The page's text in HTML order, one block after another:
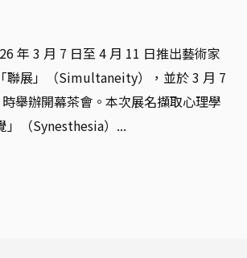
年 3 月 7 日至 4 月 11 日推出藝術家
聯展」（Simultaneity），並於 3 月 7
舉辦開幕茶會。本次展名擷取心理學
」（Synesthesia）...